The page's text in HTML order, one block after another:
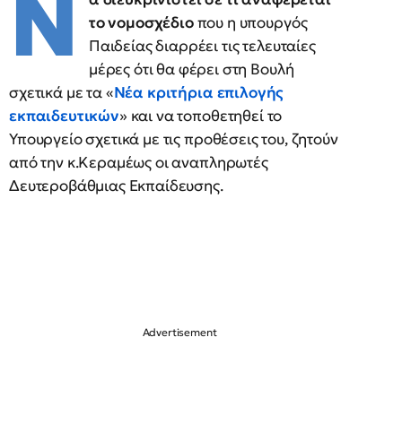
Ν
το νομοσχέδιοπου η υπουργός
Παιδείας διαρρέει τις τελευταίες
μέρες ότι θα φέρει στη Βουλή
σχετικά με τα «Νέα κριτήρια επιλογής
εκπαιδευτικών» και να τοποθετηθεί το
Υπουργείο σχετικά με τις προθέσεις του, ζητούν
από την κ.Κεραμέως οι αναπληρωτές
Δευτεροβάθμιας Εκπαίδευσης.